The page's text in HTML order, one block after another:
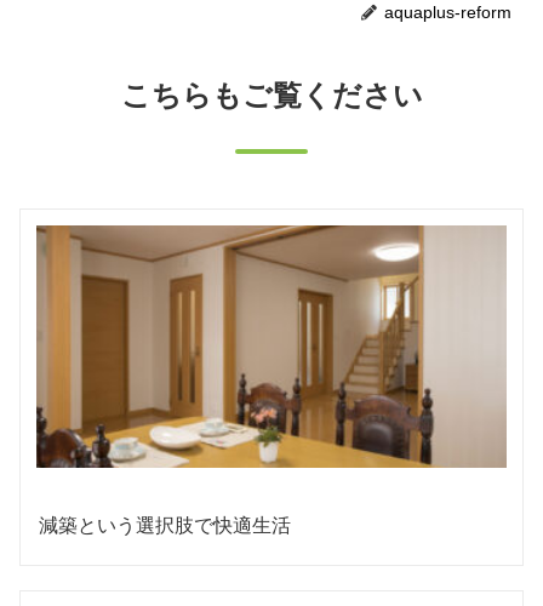
aquaplus-reform
こちらもご覧ください
減築という選択肢で快適生活